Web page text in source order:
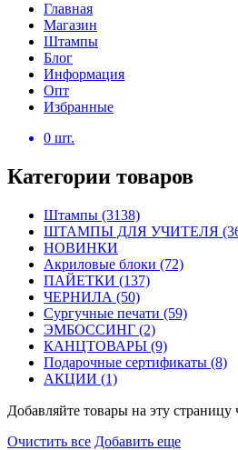
Главная
Магазин
Штампы
Блог
Информация
Опт
Избранные
0 шт.
Категории товаров
Штампы (3138)
ШТАМПЫ ДЛЯ УЧИТЕЛЯ
НОВИНКИ
Акриловые блоки (72)
ПАЙЕТКИ (137)
ЧЕРНИЛА (50)
Сургучные печати (59)
ЭМБОССИНГ (2)
КАНЦТОВАРЫ (9)
Подарочные сертификаты (8)
АКЦИИ (1)
Добавляйте товары на эту
Очистить все Добавить еще